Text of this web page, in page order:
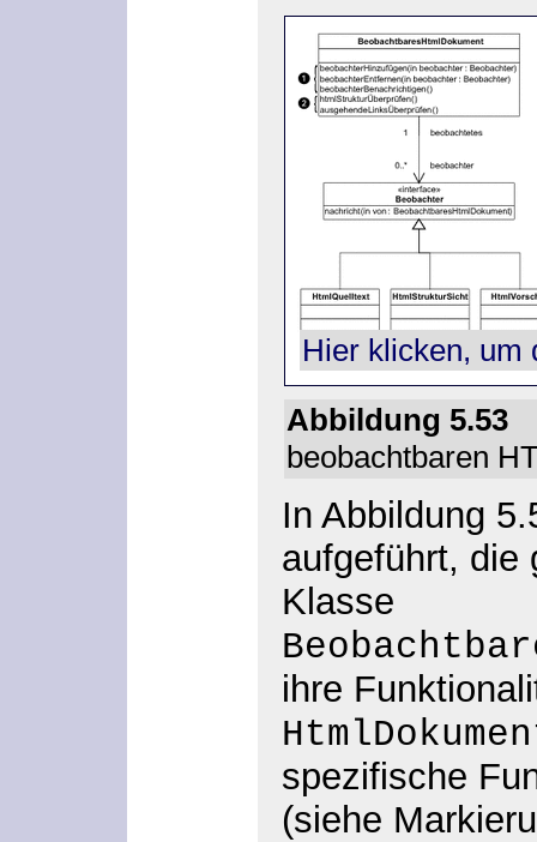
Hier klicken, um
Abbildung
beobachtbaren
In Abbildung
aufgeführt, die
Klasse
ihre
spezifische
(siehe